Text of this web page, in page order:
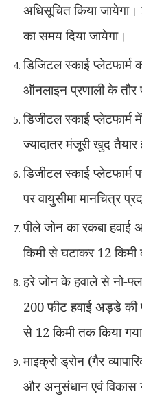
अधिसूचित किया
का समय दिया जायेगा।
डिजिटल स्काई
ऑनलाइन प्रणाली के तौर
डिजीटल स्काई
ज्यादातर मंजूरी खुद तैयार
डिजीटल स्काई प्लेटफार्म
पर वायुसीमा मानचित्र
पीले जोन का रकबा
किमी से घटाकर 12 किमी
हरे जोन के हवाले से नो-
200 फीट हवाई अड्डे की
से 12 किमी तक किया
माइक्रो ड्रोन (गैर-
और अनुसंधान एवं विकास